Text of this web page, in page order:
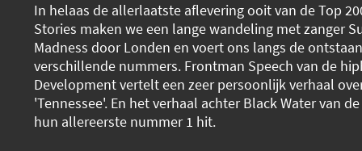
In helaas de allerlaatste aflevering ooit van de Top
Stories maken we een lange wandeling met zanger
Madness door Londen en voert ons langs de
verschillende nummers. Frontman Speech van de
Development vertelt een zeer persoonlijk verhaal
'Tennessee'. En het verhaal achter Black Water van
hun allereerste nummer 1 hit.